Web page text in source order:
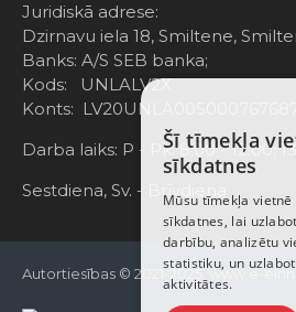
Juridiskā adrese:
Dzirnavu iela 18, Smiltene,
Banks: A/S SEB banka;
Kods: UNLALV2X
Konts:
Darba laiks: P - Pk. 8:00 - 12:00;
Sestdiena, Sv. - Brīvdiena
Autortiesības © 2021-2025, www.e-
Šī tīmekļa
sīkdatnes
Mūsu tīmekļa
sīkdatnes, lai
darbību, analizētu
statistiku, un
aktivitātes.